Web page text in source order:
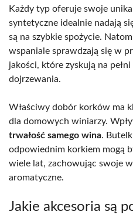
Każdy typ oferuje swoje
syntetyczne idealnie nadają
są na szybkie spożycie.
wspaniale sprawdzają się w
jakości, które zyskują na
dojrzewania.
Właściwy dobór korków ma
dla domowych winiarzy.
trwałość samego wina.
odpowiednim korkiem mogą
wiele lat, zachowując swoje
aromatyczne.
Jakie akcesoria są